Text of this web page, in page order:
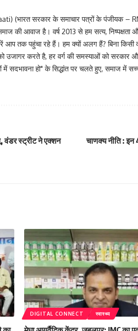
(भारत सरकार के समाचार पत्रों के पंजीयक
की आवाज है। वर्ष 2013 से हम सत्य, निष्पक्षता
आप तक पहुंचा रहे हैं। हम क्यों अलग हैं? बिना किसी
उजागर करते है, हर वर्ग की समस्याओं को
में सदभावना हो" के सिद्धांत पर चलते हुए, समाज
वंडर स्ट्रीट ने एक्शन
चाणक्य नीति : इन
DIGITAL CONNECT स्वास्थ्य